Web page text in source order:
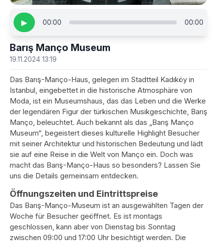
▶ 00:00 00:00
Barış Manço Museum
19.11.2024 13:19
Das Barış-Manço-Haus, gelegen im Stadtteil Kadıköy in
Istanbul, eingebettet in die historische Atmosphäre von
Moda, ist ein Museumshaus, das das Leben und die Werke
der legendären Figur der türkischen Musikgeschichte, Barış
Manço, beleuchtet. Auch bekannt als das „Barış Manço
Museum“, begeistert dieses kulturelle Highlight Besucher
mit seiner Architektur und historischen Bedeutung und lädt
sie auf eine Reise in die Welt von Manço ein. Doch was
macht das Barış-Manço-Haus so besonders? Lassen Sie
uns die Details gemeinsam entdecken.
Öffnungszeiten und Eintrittspreise
Das Barış-Manço-Museum ist an ausgewählten Tagen der
Woche für Besucher geöffnet. Es ist montags
geschlossen, kann aber von Dienstag bis Sonntag
zwischen 09:00 und 17:00 Uhr besichtigt werden. Die